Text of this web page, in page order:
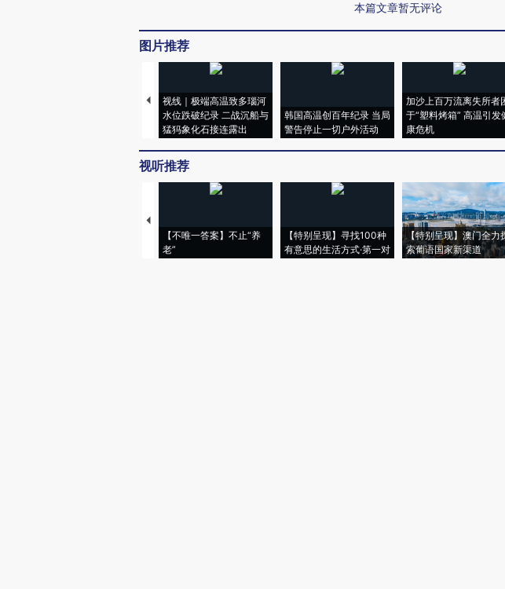
本篇文章暂无评论
图片推荐
视线｜极端高温致多瑙河
水位跌破纪录 二战沉船与
猛犸象化石接连露出
韩国高温创百年纪录 当局
警告停止一切户外活动
加沙上百万流离失所者
于“塑料烤箱” 高温引发
康危机
视听推荐
【不唯一答案】不止“养
老”
【特别呈现】寻找100种
有意思的生活方式·第一对
【特别呈现】澳门全力
索葡语国家新渠道